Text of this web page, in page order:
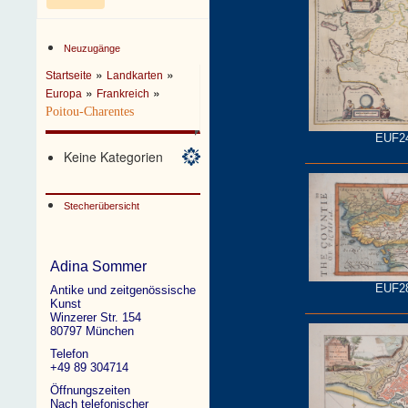
Neuzugänge
Startseite » Landkarten »
Europa » Frankreich »
Poitou-Charentes
Keine Kategorien
Stecherübersicht
Adina Sommer
Antike und zeitgenössische
Kunst
Winzerer Str. 154
80797 München
Telefon
+49 89 304714
Öffnungszeiten
Nach telefonischer